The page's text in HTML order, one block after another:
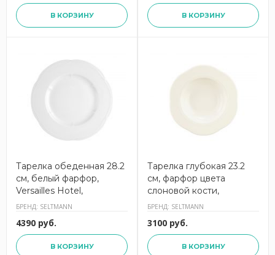
В КОРЗИНУ В КОРЗИНУ
Тарелка обеденная 28.2
см, белый фарфор,
Versailles Hotel,
001.728238, SELTMANN
БРЕНД: SELTMANN
4390 руб.
В КОРЗИНУ
Тарелка глубокая 23.2
см, фарфор цвета
слоновой кости,
Versailles Hotel,
БРЕНД: SELTMANN
3100 руб.
В КОРЗИНУ